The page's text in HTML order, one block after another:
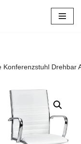
Drehbar